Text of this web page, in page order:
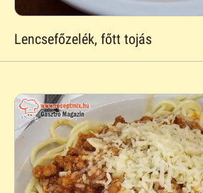
Lencsefőzelék, főtt tojás